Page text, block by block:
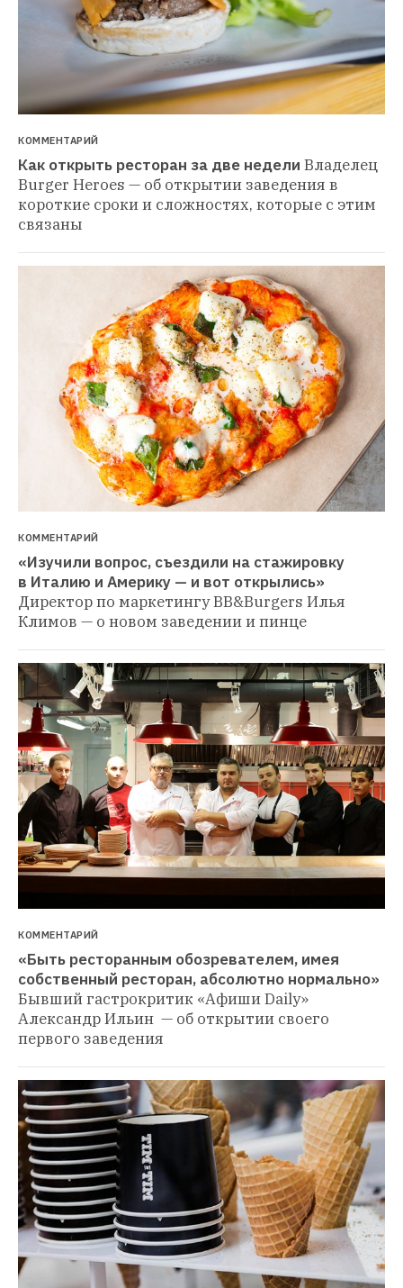
КОММЕНТАРИЙ
Как открыть ресторан за две недели Владелец
Burger Heroes — об открытии заведения в
короткие сроки и сложностях, которые с этим
связаны
КОММЕНТАРИЙ
«Изучили вопрос, съездили на стажировку
в Италию и Америку — и вот открылись»
Директор по маркетингу BB&Burgers Илья
Климов — о новом заведении и пинце
КОММЕНТАРИЙ
«Быть ресторанным обозревателем, имея
собственный ресторан, абсолютно нормально»
Бывший гастрокритик «Афиши Daily»
Александр Ильин  — об открытии своего
первого заведения